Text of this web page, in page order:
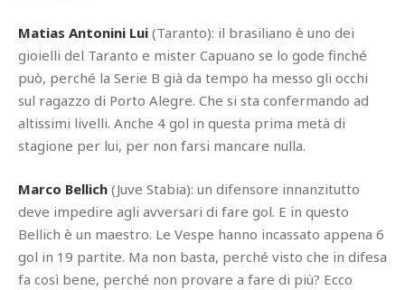
Matias Antonini Lui (Taranto): il brasiliano è uno dei
gioielli del Taranto e mister Capuano se lo gode finché
può, perché la Serie B già da tempo ha messo gli occhi
sul ragazzo di Porto Alegre. Che si sta confermando ad
altissimi livelli. Anche 4 gol in questa prima metà di
stagione per lui, per non farsi mancare nulla.
Marco Bellich (Juve Stabia): un difensore innanzitutto
deve impedire agli avversari di fare gol. E in questo
Bellich è un maestro. Le Vespe hanno incassato appena 6
gol in 19 partite. Ma non basta, perché visto che in difesa
fa così bene, perché non provare a fare di più? Ecco